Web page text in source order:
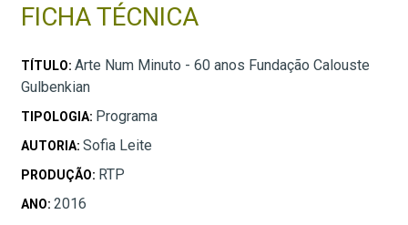
FICHA TÉCNICA
TÍTULO: Arte Num Minuto - 60 anos Fundação Calouste
Gulbenkian
TIPOLOGIA: Programa
AUTORIA: Sofia Leite
PRODUÇÃO: RTP
ANO: 2016